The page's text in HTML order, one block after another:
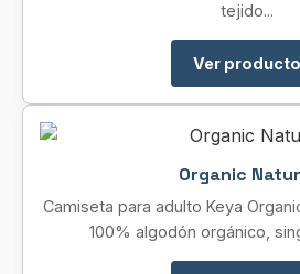
tejido...
Ver producto
Organic
Camiseta para adulto Keya
100% algodón orgánico,